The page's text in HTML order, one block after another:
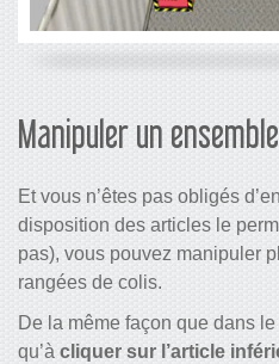
Manipuler un
Et vous n’êtes pas obligés
disposition des articles le
pas), vous pouvez manipuler
rangées de colis.
De la même façon que dans
qu’à cliquer sur l’article